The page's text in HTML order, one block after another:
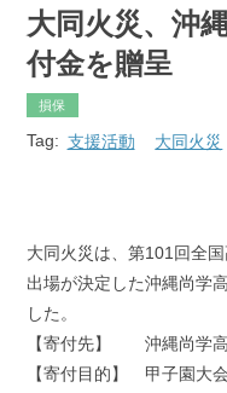
大同火災、沖
付金を贈呈
損保
Tag: 支援活動 大同火災
大同火災は、第101回全
出場が決定した沖縄尚学
した。
【寄付先】 沖縄尚学
【寄付目的】 甲子園大